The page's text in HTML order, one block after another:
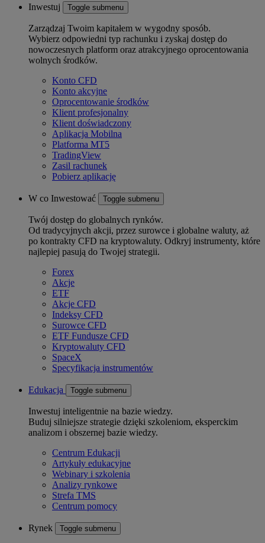
Inwestuj Toggle submenu
Zarządzaj Twoim kapitałem w wygodny sposób.
Wybierz odpowiedni typ rachunku i zyskaj dostęp do
nowoczesnych platform oraz atrakcyjnego oprocentowania
wolnych środków.
Konto CFD
Konto akcyjne
Oprocentowanie środków
Klient profesjonalny
Klient doświadczony
Aplikacja Mobilna
Platforma MT5
TradingView
Zasil rachunek
Pobierz aplikację
W co Inwestować Toggle submenu
Twój dostęp do globalnych rynków.
Od tradycyjnych akcji, przez surowce i globalne waluty, aż
po kontrakty CFD na kryptowaluty. Odkryj instrumenty, które
najlepiej pasują do Twojej strategii.
Forex
Akcje
ETF
Akcje CFD
Indeksy CFD
Surowce CFD
ETF Fundusze CFD
Kryptowaluty CFD
SpaceX
Specyfikacja instrumentów
Edukacja Toggle submenu
Inwestuj inteligentnie na bazie wiedzy.
Buduj silniejsze strategie dzięki szkoleniom, eksperckim
analizom i obszernej bazie wiedzy.
Centrum Edukacji
Artykuły edukacyjne
Webinary i szkolenia
Analizy rynkowe
Strefa TMS
Centrum pomocy
Rynek Toggle submenu